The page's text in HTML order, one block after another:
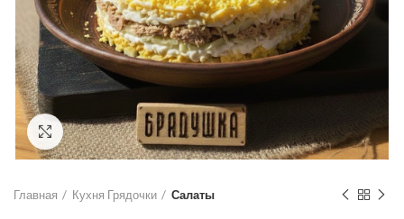
Click to enlarge
Главная Кухня Грядочки Салаты